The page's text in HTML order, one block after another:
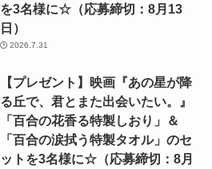
を3名様に☆（応募締切：8月13
日）
2026.7.31
【プレゼント】映画『あの星が降
る丘で、君とまた出会いたい。』
「百合の花香る特製しおり」＆
「百合の涙拭う特製タオル」のセ
ットを3名様に☆（応募締切：8月